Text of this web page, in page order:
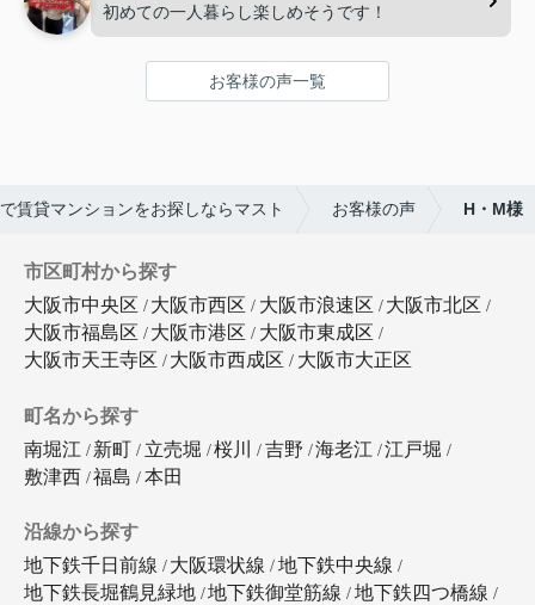
初めての一人暮らし楽しめそうです！
お客様の声一覧
賃貸マンションをお探しならマスト お客様の声 H・M様
市区町村から探す
大阪市中央区
大阪市西区 大阪市浪速区
大阪市北区
大阪市福島区
大阪市港区
大阪市東成区
大阪市天王寺区
大阪市西成区 大阪市大正区
町名から探す
南堀江
新町 立売堀 桜川 吉野 海老江
江戸堀
敷津西
福島 本田
沿線から探す
地下鉄千日前線
大阪環状線 地下鉄中央線
地下鉄長堀鶴見緑地
地下鉄御堂筋線 地下鉄四つ橋線